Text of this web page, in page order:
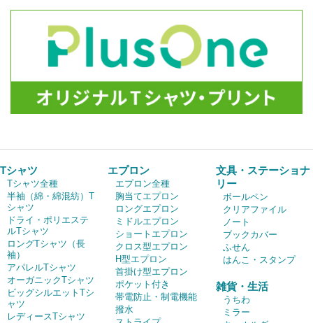
Tシャツ
Tシャツ全種
半袖（綿・綿混紡）T
シャツ
ドライ・ポリエステ
ルTシャツ
ロングTシャツ（長
袖）
アパレルTシャツ
オーガニックTシャツ
ビッグシルエットTシ
ャツ
レディースTシャツ
エプロン
エプロン全種
胸当てエプロン
ロングエプロン
ミドルエプロン
ショートエプロン
クロス型エプロン
H型エプロン
首掛け型エプロン
ポケット付き
帯電防止・制電機能
撥水
文具・ステーショナ
リー
ボールペン
クリアファイル
ノート
ブックカバー
ふせん
はんこ・スタンプ
雑貨・生活
うちわ
ミラー